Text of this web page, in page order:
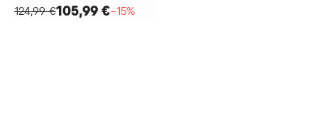
124,99 €105,99 €−15%